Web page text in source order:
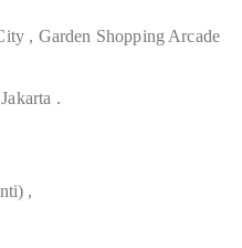
, Garden Shopping Arcade
.
,